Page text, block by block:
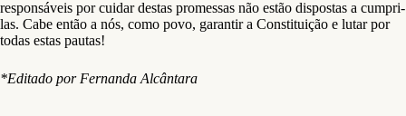
responsáveis por cuidar destas promessas não estão dispostas a cumpri-
las. Cabe então a nós, como povo, garantir a Constituição e lutar por
todas estas pautas!
*Editado por Fernanda Alcântara